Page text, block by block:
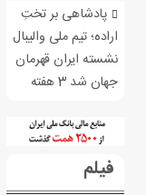
پادشاهی بر تختِ
اراده؛ تیم ملی والیبال
نشسته ایران قهرمان
جهان شد 3 هفته
فیلم